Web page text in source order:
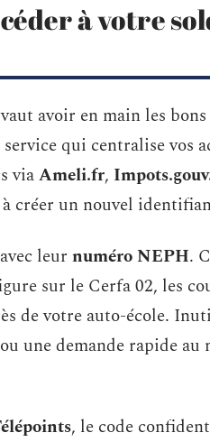
à votre
avoir en main les
service qui centralise vos
viaAmeli.fr,
à créer un nouvel
leur numéro NEPH.
sur le Cerfa 02, les
de votre auto-école.
une demande rapide
, le code